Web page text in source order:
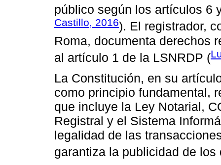
público según los artículos 6
Castillo, 2016). El registrador,
Roma, documenta derechos
al artículo 1 de la LSNRDP (
La Constitución, en su
como principio fundamental,
que incluye la Ley Notarial,
Registral y el Sistema
legalidad de las
garantiza la publicidad de los